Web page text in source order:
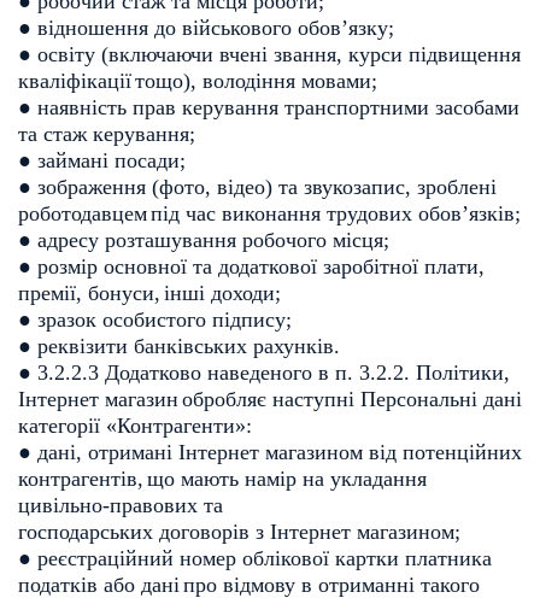
● відношення до військового обов’язку;
● освіту (включаючи вчені звання, курси підвищення
кваліфікаціїтощо), володіння мовами;
● наявність прав керування транспортними засобами
та стаж керування;
● займані посади;
● зображення (фото, відео) та звукозапис, зроблені
роботодавцемпід час виконання трудових обов’язків;
● адресу розташування робочого місця;
● розмір основної та додаткової заробітної плати,
премії, бонуси, інші доходи;
● зразок особистого підпису;
● реквізити банківських рахунків.
● 3.2.2.3 Додатково наведеного в п. 3.2.2. Політики,
Інтернет магазин обробляє наступні Персональні дані
категорії «Контрагенти»:
● дані, отримані Інтернет магазином від потенційних
контрагентів, що мають намір на укладання
цивільно-правових та
господарських договорів з Інтернет магазином;
● реєстраційний номер облікової картки платника
податків або даніпро відмову в отриманні такого